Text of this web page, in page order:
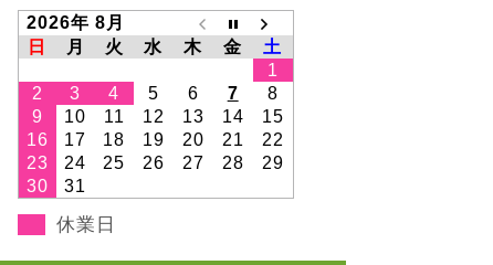
2026年 8月
日
月 火 水 木 金
土
1
2
3 4 5 6 7
8
9
10 11 12 13 14
15
16
17 18 19 20 21
22
23
24 25 26 27 28
29
30
31
休業日